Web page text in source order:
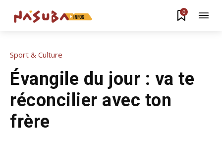
0
Sport & Culture
Évangile du jour : va te
réconcilier avec ton
frère